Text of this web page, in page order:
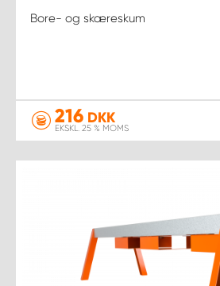
Bore- og skæreskum
216 DKK
EKSKL. 25 % MOMS